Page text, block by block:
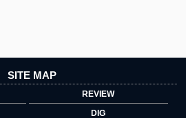
SITE MAP
REVIEW
DIG